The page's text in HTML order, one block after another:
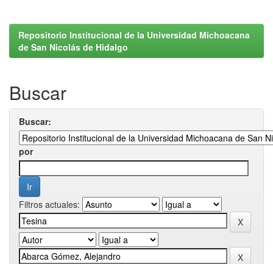
Repositorio Institucional de la Universidad Michoacana
de San Nicolás de Hidalgo
Buscar
Buscar:
por
Filtros actuales: